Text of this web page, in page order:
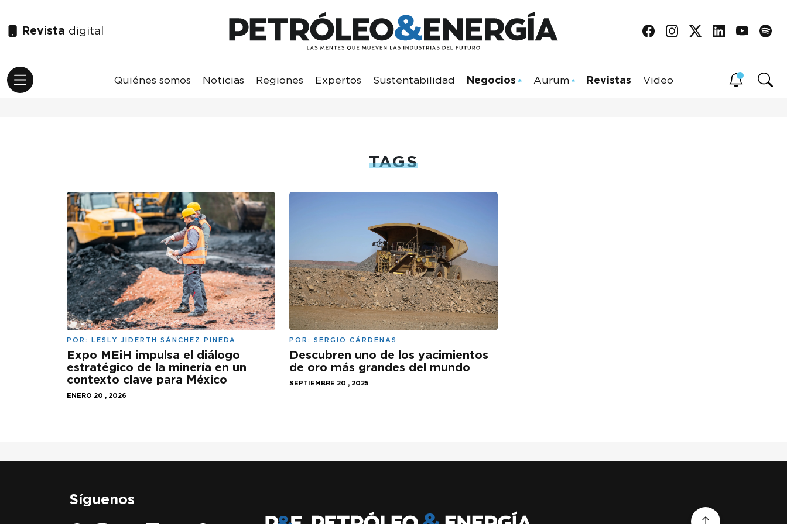
Revista digital
Quiénes somos Noticias Regiones Expertos Sustentabilidad Negocios Aurum Revistas Video
TAGS
POR: LESLY JIDERTH SÁNCHEZ PINEDA
Expo MEiH impulsa el diálogo
estratégico de la minería en un
contexto clave para México
ENERO 20 , 2026
POR: SERGIO CÁRDENAS
Descubren uno de los yacimientos
de oro más grandes del mundo
SEPTIEMBRE 20 , 2025
Síguenos